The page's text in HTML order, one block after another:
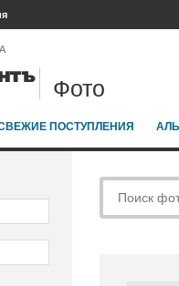
Фото
ПОСТУПЛЕНИЯ